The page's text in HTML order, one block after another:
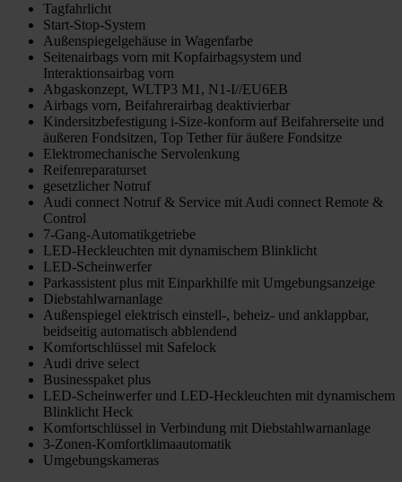
Tagfahrlicht
Start-Stop-System
Außenspiegelgehäuse in Wagenfarbe
Seitenairbags vorn mit Kopfairbagsystem und
Interaktionsairbag vorn
Abgaskonzept, WLTP3 M1, N1-I//EU6EB
Airbags vorn, Beifahrerairbag deaktivierbar
Kindersitzbefestigung i-Size-konform auf Beifahrerseite und
äußeren Fondsitzen, Top Tether für äußere Fondsitze
Elektromechanische Servolenkung
Reifenreparaturset
gesetzlicher Notruf
Audi connect Notruf & Service mit Audi connect Remote &
Control
7-Gang-Automatikgetriebe
LED-Heckleuchten mit dynamischem Blinklicht
LED-Scheinwerfer
Parkassistent plus mit Einparkhilfe mit Umgebungsanzeige
Diebstahlwarnanlage
Außenspiegel elektrisch einstell-, beheiz- und anklappbar,
beidseitig automatisch abblendend
Komfortschlüssel mit Safelock
Audi drive select
Businesspaket plus
LED-Scheinwerfer und LED-Heckleuchten mit dynamischem
Blinklicht Heck
Komfortschlüssel in Verbindung mit Diebstahlwarnanlage
3-Zonen-Komfortklimaautomatik
Umgebungskameras